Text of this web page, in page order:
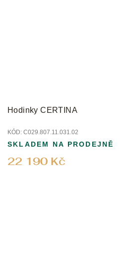
Hodinky CERTINA
KÓD: C029.807.11.031.02
22 190 Kč
SKLADEM NA PRODEJNĚ